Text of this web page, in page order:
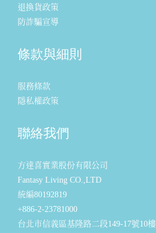
退換貨政策
防詐騙宣導
條款與細則
服務條款
隱私權政策
聯絡我們
方達喜實業股份有限公司
Fantasy Living CO.,LTD
統編80192819
+886-2-23781000
台北市信義區基隆路二段149-17號10樓